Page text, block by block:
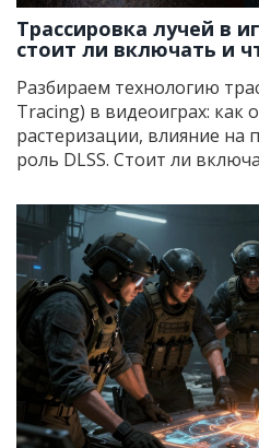
Трассировка лучей в
стоит ли включать и
Разбираем технологию
Tracing) в видеоиграх: как
растеризации, влияние на
роль DLSS. Стоит ли